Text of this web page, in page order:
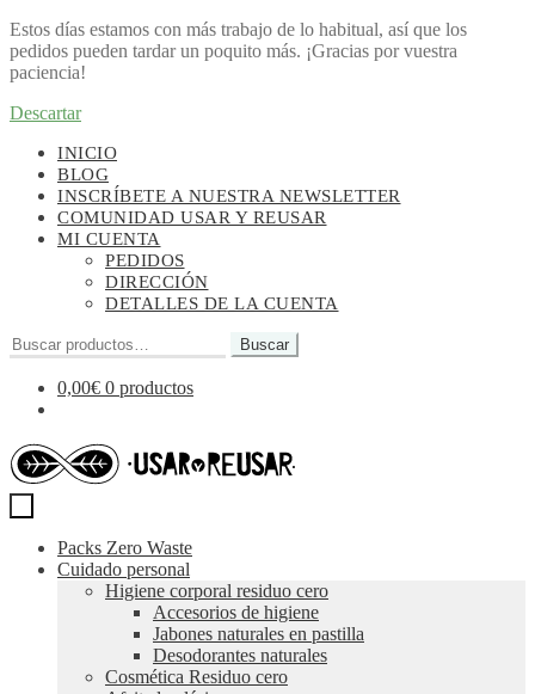
Estos días estamos con más trabajo de lo habitual, así que los
pedidos pueden tardar un poquito más. ¡Gracias por vuestra
paciencia!
Descartar
navegación
contenido
INICIO
BLOG
INSCRÍBETE A NUESTRA NEWSLETTER
COMUNIDAD USAR Y REUSAR
MI CUENTA
PEDIDOS
DIRECCIÓN
DETALLES DE LA CUENTA
Buscar
por:
Buscar
0,00€ 0 productos
Packs Zero Waste
Cuidado personal
Higiene corporal residuo cero
Accesorios de higiene
Jabones naturales en pastilla
Desodorantes naturales
Cosmética Residuo cero